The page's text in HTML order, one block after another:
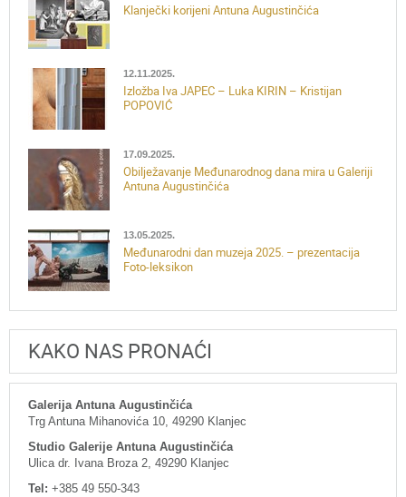
Klanječki korijeni Antuna Augustinčića
12.11.2025.
Izložba Iva JAPEC – Luka KIRIN – Kristijan
POPOVIĆ
17.09.2025.
Obilježavanje Međunarodnog dana mira u Galeriji
Antuna Augustinčića
13.05.2025.
Međunarodni dan muzeja 2025. – prezentacija
Foto-leksikon
KAKO NAS PRONAĆI
Galerija Antuna Augustinčića
Trg Antuna Mihanovića 10, 49290 Klanjec
Studio Galerije Antuna Augustinčića
Ulica dr. Ivana Broza 2, 49290 Klanjec
Tel: +385 49 550-343